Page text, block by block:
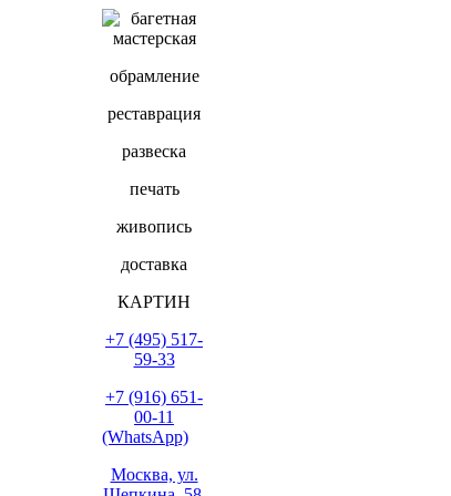
обрамление
реставрация
развеска
печать
живопись
доставка
КАРТИН
+7 (495) 517-
59-33
+7 (916) 651-
00-11
(WhatsApp)
Москва, ул.